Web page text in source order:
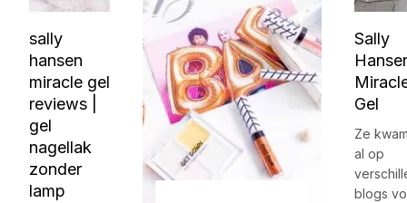
sally
hansen
miracle gel
reviews |
gel
nagellak
zonder
lamp
Sally
Gel
Ze
al op
blogs